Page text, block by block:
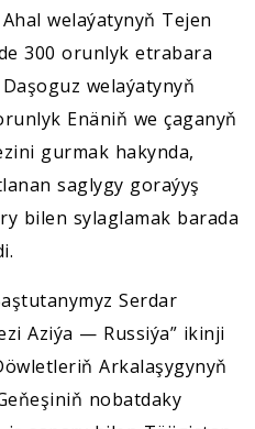
welaýatynyň Tejen
300 orunlyk etrabara
welaýatynyň
Enäniň we çaganyň
gurmak hakynda,
saglygy goraýyş
bilen sylaglamak barada
Serdar
Aziýa — Russiýa” ikinji
Arkalaşygynyň
nobatdaky